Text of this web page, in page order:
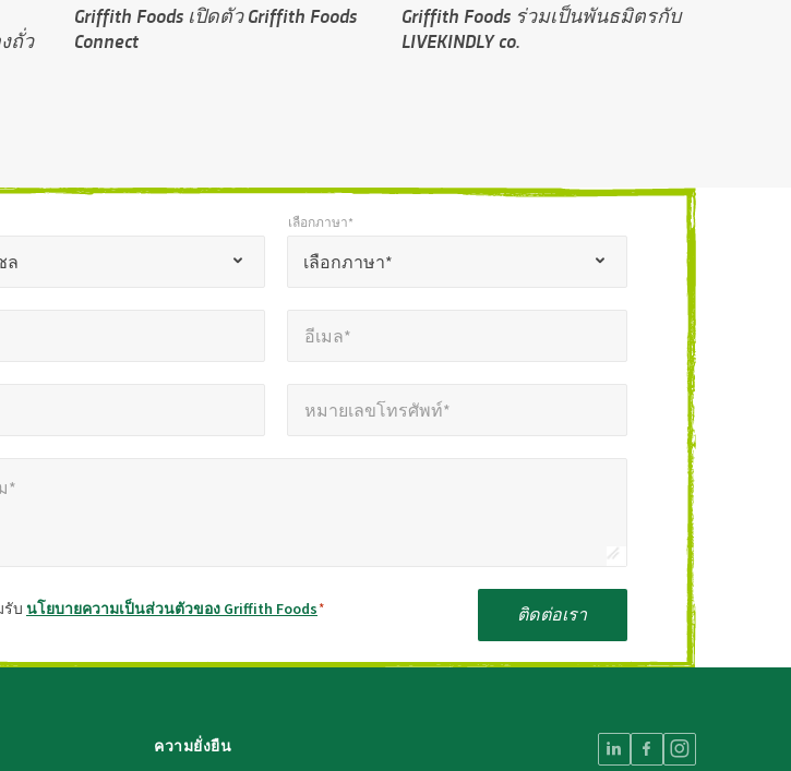
ถั่ว
Griffith Foods เปิดตัว Griffith Foods
Connect
Griffith Foods ร่วมเป็นพันธมิตรกับ
LIVEKINDLY co.
ล เลือกภาษา*
เลือกภาษา*
อีเมล*
หมายเลขโทรศัพท์*
*
บ นโยบายความเป็นส่วนตัวของ Griffith Foods* ติดต่อเรา
ความยั่งยืน